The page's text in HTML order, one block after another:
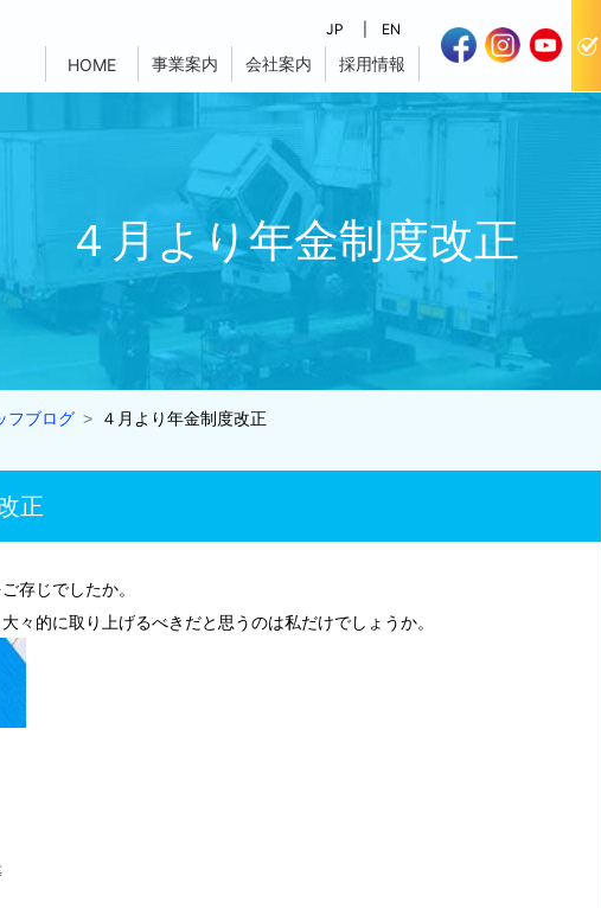
JP EN
HOME 事業案内 会社案内 採用情報
４月より年金制度改正
フブログ ４月より年金制度改正
正
存じでしたか。
々的に取り上げるべきだと思うのは私だけでしょうか。